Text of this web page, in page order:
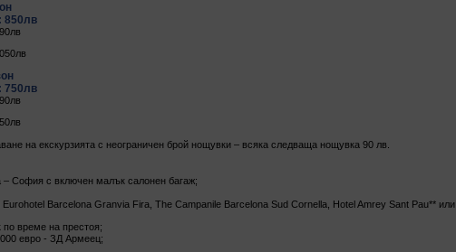
850лв
750лв
на екскурзията с неограничен брой нощувки – всяка следваща нощувка 90 лв.
София с включен малък салонен багаж;
Barcelona Granvia Fira, The Campanile Barcelona Sud Cornella, Hotel Amrey Sant Pau** или
по време на престоя;
евро - ЗД Армеец;